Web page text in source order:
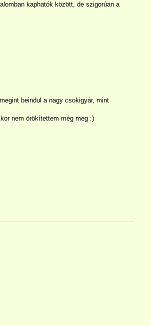
kaphatók között, de szigorúan a
beindul a nagy csokigyár, mint
nem örökítettem még meg :)